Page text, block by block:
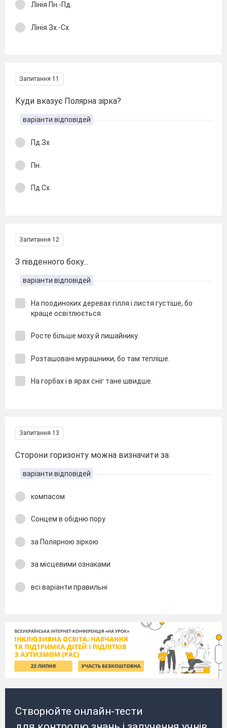
Лінія Пн.-Пд.
Лінія Зх.-Сх.
Запитання 11
Куди вказує Полярна зірка?
варіанти відповідей
Пд.Зх
Пн.
Пд.Сх.
Запитання 12
З південного боку...
варіанти відповідей
На поодиноких деревах гілля і листя густіше, бо
краще освітлюється.
Росте більше моху й лишайнику.
Розташовані мурашники, бо там тепліше.
На горбах і в ярах сніг тане швидше.
Запитання 13
Сторони горизонту можна визначити за:
варіанти відповідей
компасом
Сонцем в обідню пору
за Полярною зіркою
за місцевими ознаками
всі варіанти правильні
Створюйте онлайн-тести